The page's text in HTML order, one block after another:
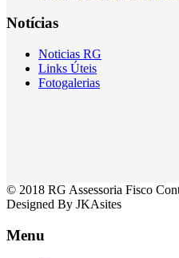
Notícias
Noticias RG
Links Úteis
Fotogalerias
© 2018 RG Assessoria Fisco
Designed By JKAsites
Menu